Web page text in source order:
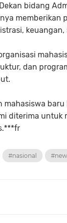
bidang
dan
diterima
#nasional